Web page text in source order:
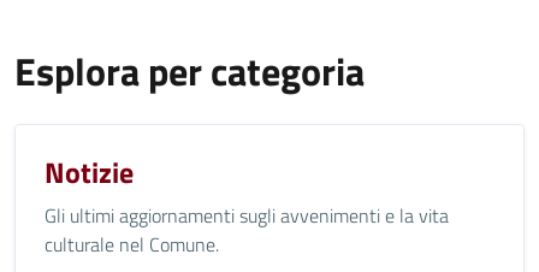
Esplora per categoria
Notizie
Gli ultimi aggiornamenti sugli avvenimenti e la vita
culturale nel Comune.